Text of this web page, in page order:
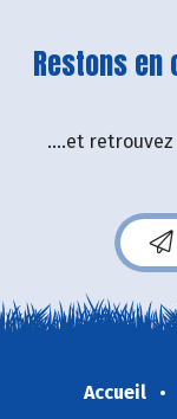
Restons
....et
Accueil